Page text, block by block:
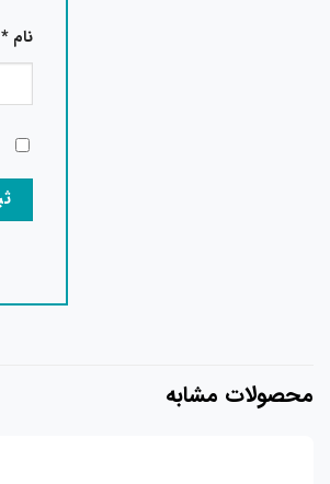
نام *
محصولات مشابه